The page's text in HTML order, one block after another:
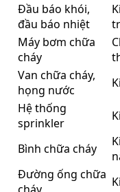
Đầu báo khói,
đầu báo nhiệt
Máy bơm chữa
cháy
Van chữa cháy,
họng nước
Hệ thống
sprinkler
Bình chữa cháy
Đường ống chữa